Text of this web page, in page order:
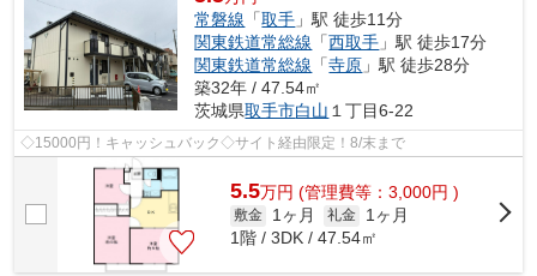
常磐線 「取手 」駅 徒歩11分
関東鉄道常総線 「西取手 」駅 徒歩17分
関東鉄道常総線 「寺原 」駅 徒歩28分
築32年 / 47.54㎡
茨城県取手市白山 １丁目6-22
◇15000円！キャッシュバック◇サイト経由限定！8/末まで
5.5万円 (管理費等：3,000円 )
敷金 1ヶ月 礼金
1ヶ月
1階 / 3DK / 47.54㎡